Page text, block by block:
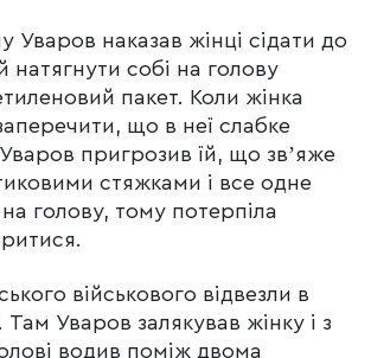
Уваров наказав жінці сідати до
натягнути собі на голову
пакет. Коли жінка
що в неї слабке
пригрозив їй, що звʼяже
стяжками і все одне
голову, тому потерпіла
військового відвезли в
Там Уваров залякував жінку і з
водив поміж двома